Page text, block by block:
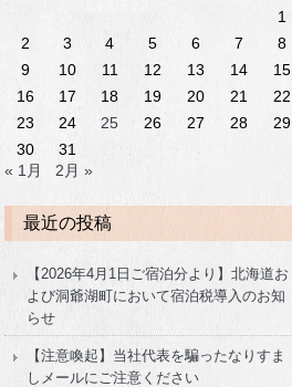
1
2
3 4 5 6 7
8
9
10 11 12 13 14
15
16
17 18 19 20 21
22
23
24 25 26 27 28
29
30
31
« 1月
2月 »
最近の投稿
【2026年4月1日ご宿泊分より】北海道お
よび洞爺湖町において宿泊税導入のお知
らせ
【注意喚起】当社代表を騙ったなりすま
しメールにご注意ください